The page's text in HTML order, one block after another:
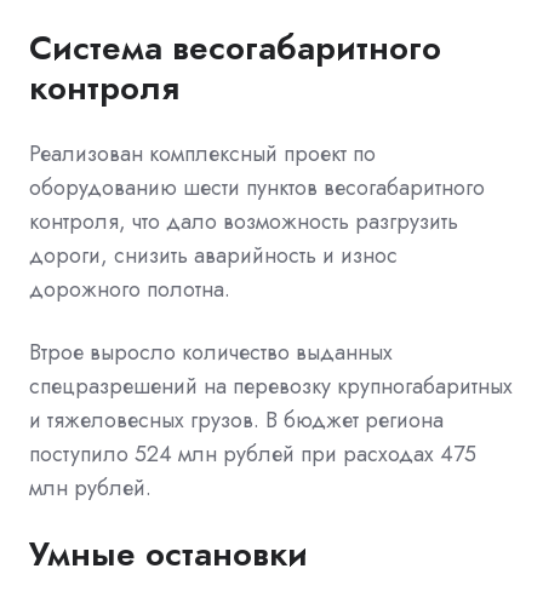
Система весогабаритного
контроля
Реализован комплексный проект по
оборудованию шести пунктов весогабаритного
контроля, что дало возможность разгрузить
дороги, снизить аварийность и износ
дорожного полотна.
Втрое выросло количество выданных
спецразрешений на перевозку крупногабаритных
и тяжеловесных грузов. В бюджет региона
поступило 524 млн рублей при расходах 475
млн рублей.
Умные остановки